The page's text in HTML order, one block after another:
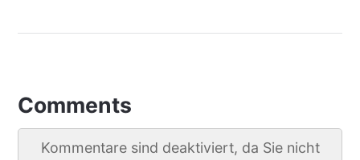
Comments
Kommentare sind deaktiviert, da Sie nicht